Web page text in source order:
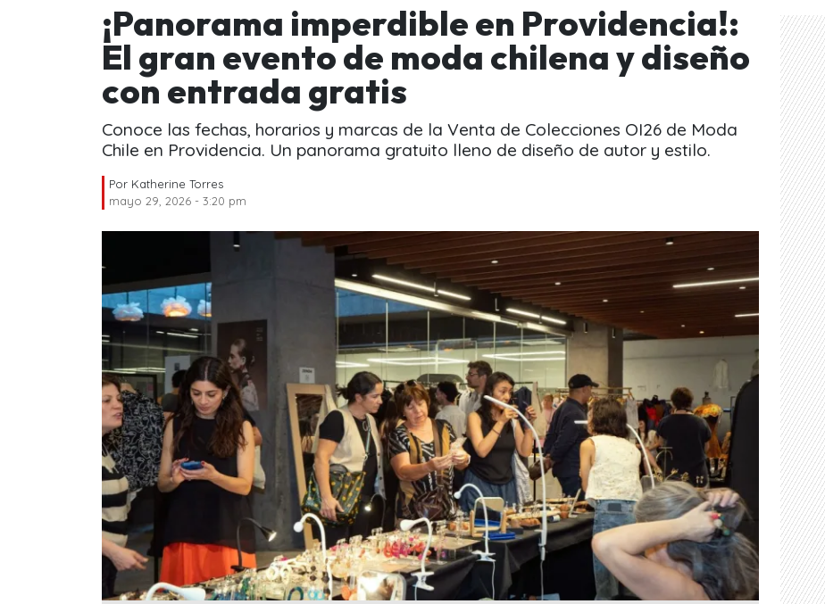
¡Panorama imperdible en Providencia!:
El gran evento de moda chilena y diseño
con entrada gratis
Conoce las fechas, horarios y marcas de la Venta de Colecciones OI26 de Moda
Chile en Providencia. Un panorama gratuito lleno de diseño de autor y estilo.
Por Katherine Torres
mayo 29, 2026 - 3:20 pm